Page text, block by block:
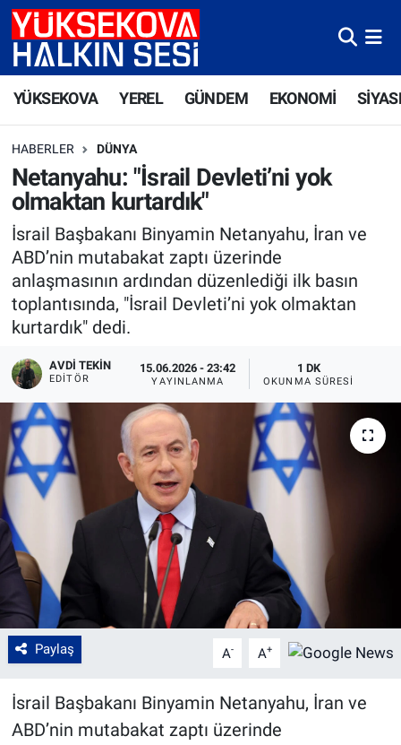
YÜKSEKOVA YEREL GÜNDEM EKONOMİ
HABERLER DÜNYA
Netanyahu: "İsrail Devleti’ni yok
olmaktan kurtardık"
İsrail Başbakanı Binyamin Netanyahu, İran ve
ABD’nin mutabakat zaptı üzerinde
anlaşmasının ardından düzenlediği ilk basın
toplantısında, "İsrail Devleti’ni yok olmaktan
kurtardık" dedi.
AVDI TEKIN
EDITÖR
15.06.2026 - 23:42
YAYINLANMA
1 DK
OKUNMA SÜRESI
Paylaş A- A+
İsrail Başbakanı Binyamin Netanyahu, İran ve
ABD’nin mutabakat zaptı üzerinde
Yüksekova Nöbetçi Eczaneler
Yüksekova Trafik Yoğunluk Haritası
Süper Lig Puan Durumu ve Fikstür
Tüm Manşetler
Son Dakika Haberleri